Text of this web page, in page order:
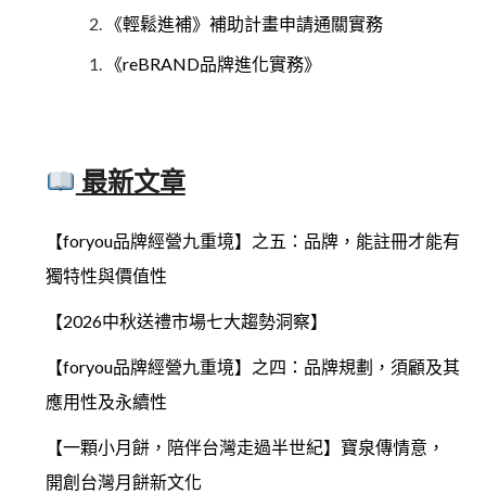
《輕鬆進補》補助計畫申請通關實務
《reBRAND品牌進化實務》
最新文章
【foryou品牌經營九重境】之五：品牌，能註冊才能有
獨特性與價值性
【2026中秋送禮市場七大趨勢洞察】
【foryou品牌經營九重境】之四：品牌規劃，須顧及其
應用性及永續性
【一顆小月餅，陪伴台灣走過半世紀】寶泉傳情意，
開創台灣月餅新文化